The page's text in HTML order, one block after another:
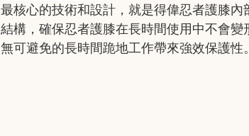
最核心的技術和設計，就是得偉忍者護膝內
結構，確保忍者護膝在長時間使用中不會
無可避免的長時間跪地工作帶來強效保護性。